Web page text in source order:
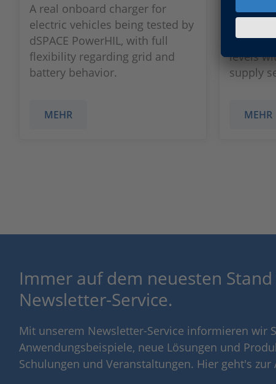
A real onboard charger for
electric vehicles being tested by
dSPACE PowerHIL, with full
flexibility regarding grid and
battery behavior.
MEHR
The
power
levels
supply
MEHR
Immer auf dem neuesten
Newsletter-Service.
Mit unserem Newsletter-Service informieren wir
Anwendungsbeispiele, neue Lösungen und
Schulungen und Veranstaltungen. Hier geht's zur